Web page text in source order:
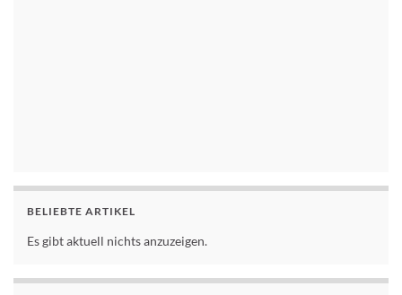
BELIEBTE ARTIKEL
Es gibt aktuell nichts anzuzeigen.